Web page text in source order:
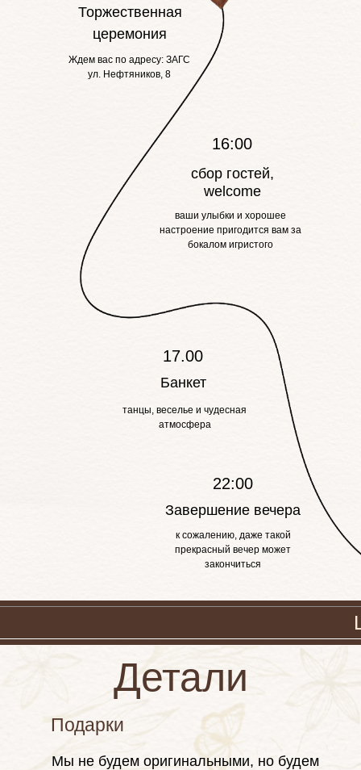
Ждем вас по адресу: ЗАГС
ул. Нефтяников, 8
танцы, веселье и чудесная
атмосфера
ваши улыбки и хорошее
настроение пригодится вам за
бокалом игристого
Торжественная
церемония
Банкет
сбор гостей,
welcome
17.00
к сожалению, даже такой
прекрасный вечер может
закончиться
Завершение вечера
22:00
16:00
LOVE
Подарки
Мы не будем оригинальными, но будем
Детали